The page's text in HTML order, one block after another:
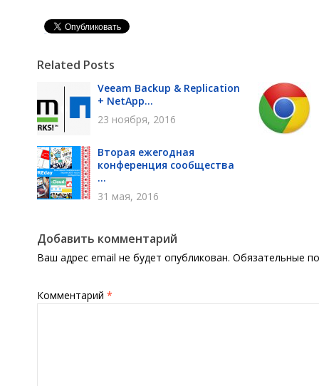
Related Posts
Veeam Backup & Replication
+ NetApp...
23 ноября, 2016
Вторая ежегодная
конференция сообщества
...
31 мая, 2016
Добавить комментарий
Ваш адрес email не будет опубликован. Обязательные
Комментарий *